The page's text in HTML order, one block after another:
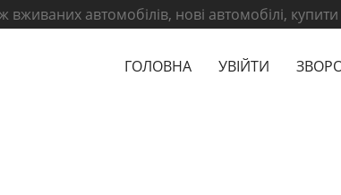
автомобілів, нові автомобілі,
ГОЛОВНА УВІЙТИ